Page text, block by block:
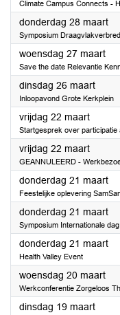
Climate Campus Connects -
donderdag 28 maart
Symposium
woensdag 27 maart
Save the date Relevantie
dinsdag 26 maart2024
Inloopavond Grote Kerkplein
vrijdag 22 maart2024
Startgesprek over
vrijdag 22 maart2024
GEANNULEERD -
donderdag 21 maart
Feestelijke oplevering
donderdag 21 maart
Symposium Internationale
donderdag 21 maart
Health Valley Event
woensdag 20 maart
Werkconferentie Zorgeloos
dinsdag 19 maart2024